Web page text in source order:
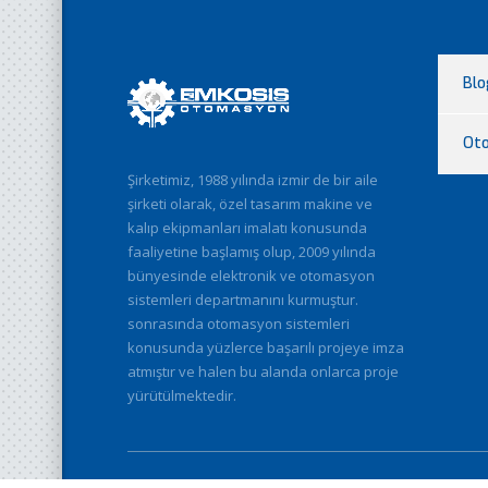
Şirketimiz, 1988 yılında izmir de bir aile
şirketi olarak, özel tasarım makine ve
kalıp ekipmanları imalatı konusunda
faaliyetine başlamış olup, 2009 yılında
bünyesinde elektronik ve otomasyon
sistemleri departmanını kurmuştur.
sonrasında otomasyon sistemleri
konusunda yüzlerce başarılı projeye imza
atmıştır ve halen bu alanda onlarca proje
yürütülmektedir.